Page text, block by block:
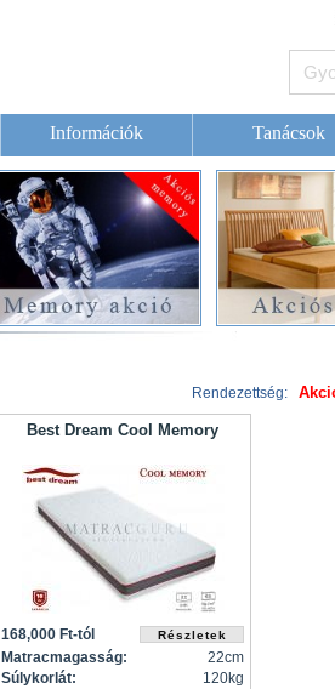
Információk Tanácsok
Rendezettség:
Best Dream Cool Memory
168,000 Ft-tól
Matracmagasság:
22cm
Súlykorlát:
120kg